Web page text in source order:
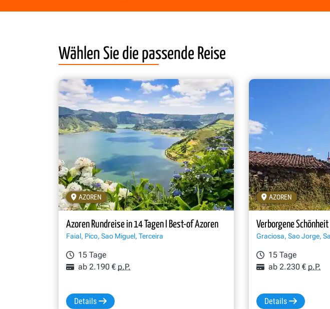
Wählen Sie die passende Reise
AZOREN
Azoren Rundreise in 14 Tagen I Best-of Azoren
Faial, Pico, Sao Miguel, Terceira
15 Tage
ab 2.190 € p.P.
Details
AZOREN
Verborgene
Graciosa, Sao Jorge,
15 Tage
ab 2.230 € p.P.
Details